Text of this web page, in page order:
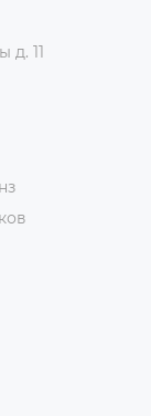
д. 11